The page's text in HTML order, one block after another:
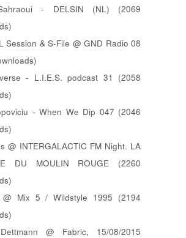
- DELSIN (NL) (2069
Session & S-File @ GND Radio 08
- L.I.E.S. podcast 31 (2058
- When We Dip 047 (2046
@ INTERGALACTIC FM Night. LA
DU MOULIN ROUGE (2260
Mix 5 / Wildstyle 1995 (2194
@ Fabric, 15/08/2015